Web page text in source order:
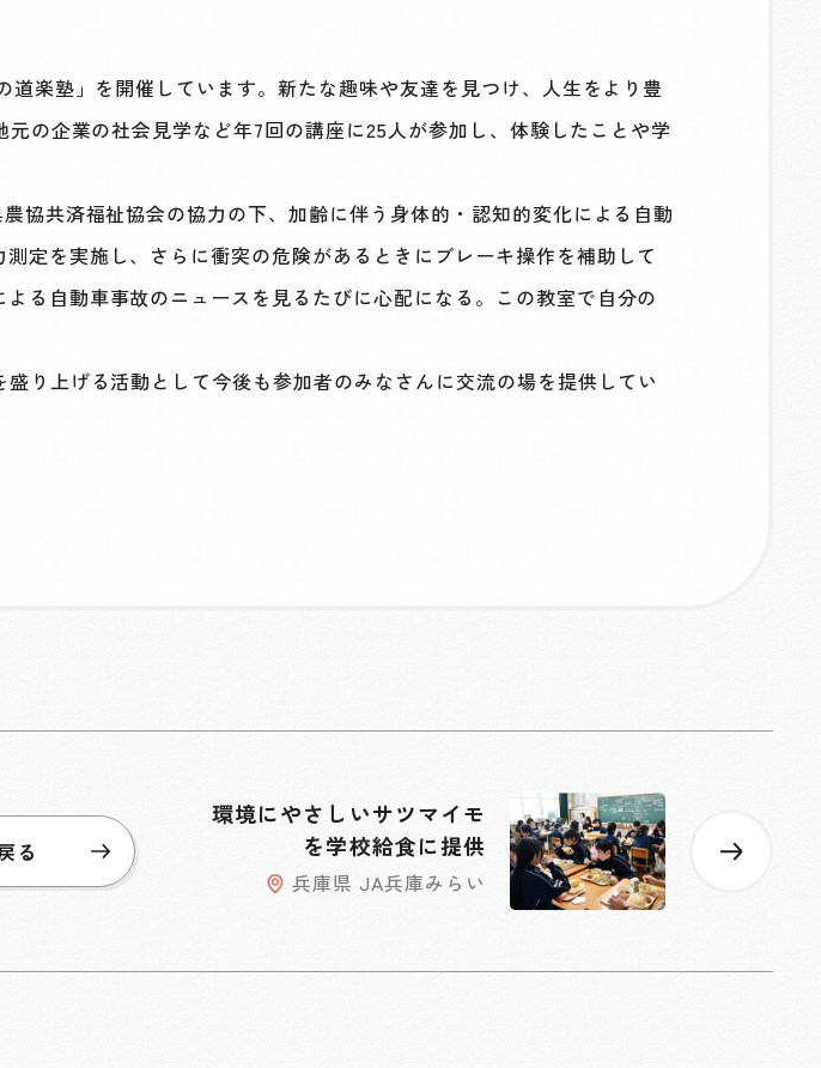
楽塾」を開催しています。新たな趣味や友達を見つけ、人生をより豊
の企業の社会見学など年7回の講座に25人が参加し、体験したことや学
協共済福祉協会の協力の下、加齢に伴う身体的・認知的変化による自動
定を実施し、さらに衝突の危険があるときにブレーキ操作を補助して
る自動車事故のニュースを見るたびに心配になる。この教室で自分の
り上げる活動として今後も参加者のみなさんに交流の場を提供してい
環境にやさしいサツマイモ
を学校給食に提供
兵庫県 JA兵庫みらい
る